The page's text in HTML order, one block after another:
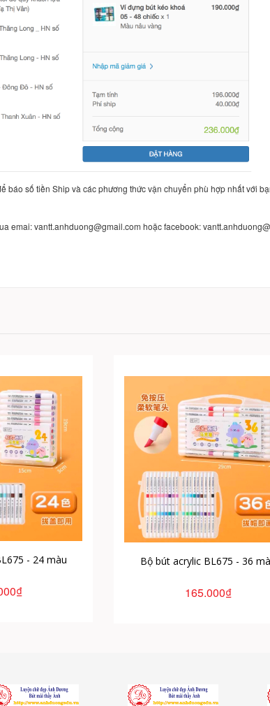
số tiền Ship và các phương thức vận chuyển phù hợp nhất với
emai: vantt.anhduong@gmail.com hoặc facebook:
- 24 màu Bộ bút acrylic BL675 - 36
165.000₫